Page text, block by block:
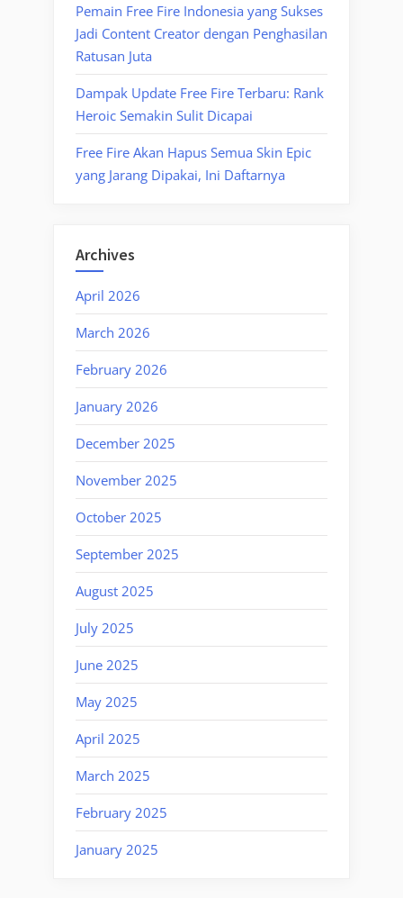
Pemain Free Fire Indonesia yang Sukses
Jadi Content Creator dengan Penghasilan
Ratusan Juta
Dampak Update Free Fire Terbaru: Rank
Heroic Semakin Sulit Dicapai
Free Fire Akan Hapus Semua Skin Epic
yang Jarang Dipakai, Ini Daftarnya
Archives
April 2026
March 2026
February 2026
January 2026
December 2025
November 2025
October 2025
September 2025
August 2025
July 2025
June 2025
May 2025
April 2025
March 2025
February 2025
January 2025